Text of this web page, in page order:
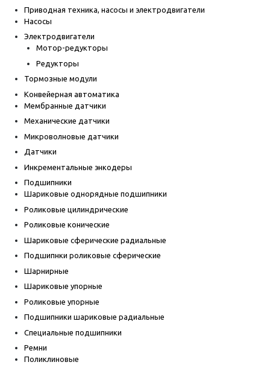
Приводная техника, насосы и электродвигатели
Насосы
Электродвигатели
Мотор-редукторы
Редукторы
Тормозные модули
Конвейерная автоматика
Мембранные датчики
Механические датчики
Микроволновые датчики
Датчики
Инкрементальные энкодеры
Подшипники
Шариковые однорядные подшипники
Роликовые цилиндрические
Роликовые конические
Шариковые сферические радиальные
Подшипнки роликовые сферические
Шарнирные
Шариковые упорные
Роликовые упорные
Подшипники шариковые радиальные
Специальные подшипники
Ремни
Поликлиновые